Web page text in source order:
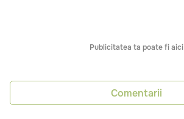
Publicitatea ta poate fi aici
Comentarii